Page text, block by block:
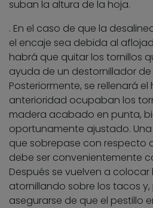
suban la altura de la hoja.
. En el caso de que la
el encaje sea debida al
habrá que quitar los tornillos
ayuda de un destornillador
Posteriormente, se rellenará
anterioridad ocupaban los
madera acabado en punta,
oportunamente ajustado.
que sobrepase con respecto
debe ser convenientemente
Después se vuelven a colocar
atornillando sobre los tacos
asegurarse de que el pestillo